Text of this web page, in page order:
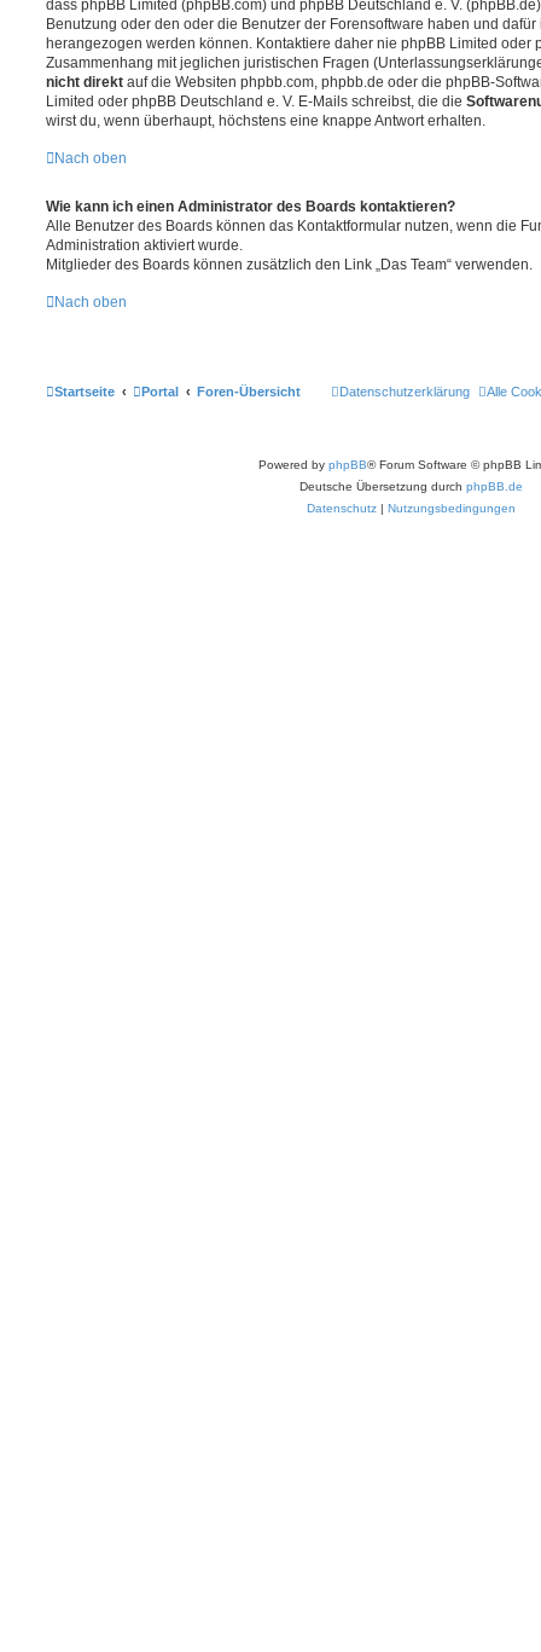
dass phpBB Limited (phpBB.com) und phpBB Deutschland e. V.
Benutzung oder den oder die Benutzer der Forensoftware haben und
herangezogen werden können. Kontaktiere daher nie phpBB Limited oder
Zusammenhang mit jeglichen juristischen Fragen
nicht direkt auf die Websiten phpbb.com, phpbb.de oder die phpBB-
Limited oder phpBB Deutschland e. V. E-Mails schreibst, die die
wirst du, wenn überhaupt, höchstens eine knappe Antwort erhalten.
Nach oben
Wie kann ich einen Administrator des Boards kontaktieren?
Alle Benutzer des Boards können das Kontaktformular nutzen, wenn die
Administration aktiviert wurde.
Mitglieder des Boards können zusätzlich den Link „Das Team“ verwenden.
Nach oben
Startseite Portal Foren-Übersicht Alle
Datenschutzerklärung
Powered by phpBB® Forum Software © phpBB
Deutsche Übersetzung durch phpBB.de
Datenschutz | Nutzungsbedingungen